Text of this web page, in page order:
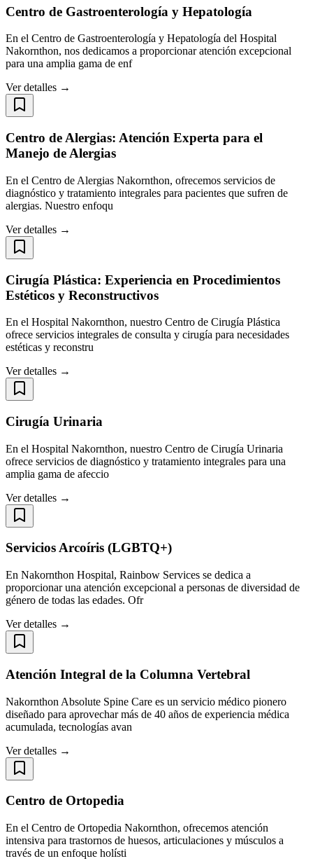
Centro de Gastroenterología y Hepatología
En el Centro de Gastroenterología y Hepatología del Hospital
Nakornthon, nos dedicamos a proporcionar atención excepcional
para una amplia gama de enf
Ver detalles →
Centro de Alergias: Atención Experta para el
Manejo de Alergias
En el Centro de Alergias Nakornthon, ofrecemos servicios de
diagnóstico y tratamiento integrales para pacientes que sufren de
alergias. Nuestro enfoqu
Ver detalles →
Cirugía Plástica: Experiencia en Procedimientos
Estéticos y Reconstructivos​​​​​​​
En el Hospital Nakornthon, nuestro Centro de Cirugía Plástica
ofrece servicios integrales de consulta y cirugía para necesidades
estéticas y reconstru
Ver detalles →
Cirugía Urinaria
En el Hospital Nakornthon, nuestro Centro de Cirugía Urinaria
ofrece servicios de diagnóstico y tratamiento integrales para una
amplia gama de afeccio
Ver detalles →
Servicios Arcoíris (LGBTQ+)
En Nakornthon Hospital, Rainbow Services se dedica a
proporcionar una atención excepcional a personas de diversidad de
género de todas las edades. Ofr
Ver detalles →
Atención Integral de la Columna Vertebral
Nakornthon Absolute Spine Care es un servicio médico pionero
diseñado para aprovechar más de 40 años de experiencia médica
acumulada, tecnologías avan
Ver detalles →
Centro de Ortopedia
En el Centro de Ortopedia Nakornthon, ofrecemos atención
intensiva para trastornos de huesos, articulaciones y músculos a
través de un enfoque holísti